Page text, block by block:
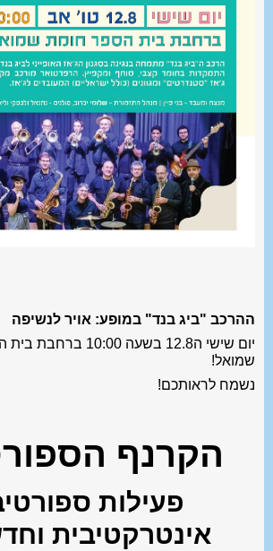
ההרכב "ביג בנד" במופע: אויר לנשיפה
יום שישי ה12.8 בשעה
שמואל!
נשמח לראותכם!
הקרנף
פעילות
אינטרקטיבית